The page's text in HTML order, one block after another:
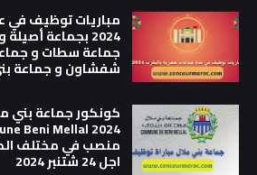
مباريات توظيف في
2024 بجماعة
جماعة سطات و
شفشاون و جماعة
منصب في مختلف
اجل 24 شتنبر 2024